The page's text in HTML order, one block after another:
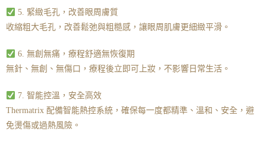
5. 緊緻毛孔，改善眼周膚質
收縮粗大毛孔，改善鬆弛與粗糙感，讓眼周肌膚更細緻平滑。
6. 無創無痛，療程舒適無恢復期
無針、無創、無傷口，療程後立即可上妝，不影響日常生活。
7. 智能控溫，安全高效
Thermatrix 配備智能熱控系統，確保每一度都精準、溫和、安全，避
免燙傷或過熱風險。